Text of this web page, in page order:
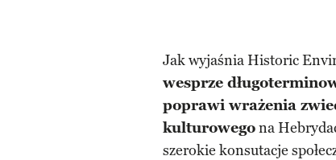
Jak wyjaśnia Historic
wesprze
poprawi wrażenia
kulturowegona
szerokie konsutacje